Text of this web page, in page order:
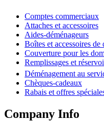
Comptes commerciaux
Attaches et accessoires
Aides-déménageurs
Boîtes et accessoires de
Couverture pour les
Remplissages et
Déménagement au
Chèques-cadeaux
Rabais et offres
Company Info